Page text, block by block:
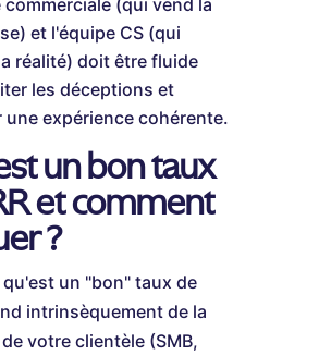
et l'équipe CS (qui
réalité) doit être fluide
les déceptions et
une expérience cohérente.
un bon taux
et comment
?
un "bon" taux de
intrinsèquement de la
votre clientèle (SMB,